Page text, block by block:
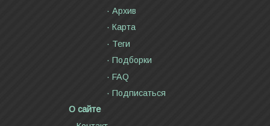
Архив
Карта
Теги
Подборки
FAQ
Подписаться
О сайте